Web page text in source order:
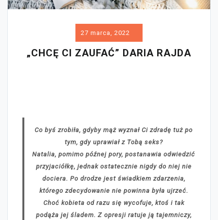
27 marca, 2022
„CHCĘ CI ZAUFAĆ” DARIA RAJDA
Co byś zrobiła, gdyby mąż wyznał Ci zdradę tuż po
tym, gdy uprawiał z Tobą seks?
Natalia, pomimo późnej pory, postanawia odwiedzić
przyjaciółkę, jednak ostatecznie nigdy do niej nie
dociera. Po drodze jest świadkiem zdarzenia,
którego zdecydowanie nie powinna była ujrzeć.
Choć kobieta od razu się wycofuje, ktoś i tak
podąża jej śladem. Z opresji ratuje ją tajemniczy,